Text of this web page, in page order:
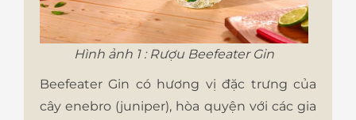
Hình ảnh 1 : Rượu Beefeater Gin
Beefeater Gin có hương vị đặc trưng của
cây enebro (juniper), hòa quyện với các gia